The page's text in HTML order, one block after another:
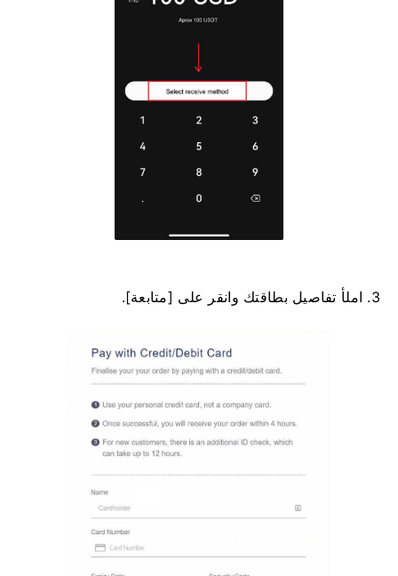
3. املأ تفاصيل بطاقتك وانقر على [متابعة].